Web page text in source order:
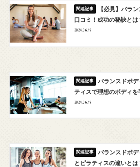
【必見】バラ
口コミ！成功の秘訣とは
2024.06.19
バランスドボ
ティスで理想のボディを
2024.06.19
バランスドボ
とピラティスの違いとは